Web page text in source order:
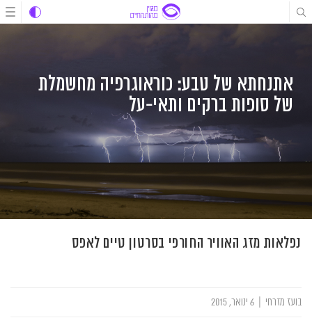
דלג
לתוכן
דלג
דלג
אתנחתא של טבע: כוראוגרפיה מחשמלת
של סופות ברקים ותאי-על
נפלאות מזג האוויר החורפי בסרטון טיים לאפס
בועז מזרחי